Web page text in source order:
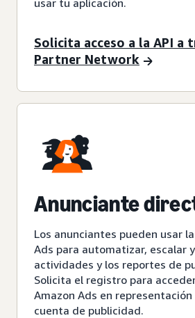
usar tu aplicación.
Solicita acceso a la API a
Partner Network
Anunciante
Los anunciantes pueden usar
Ads para automatizar, escalar
actividades y los reportes de
Solicita el registro para
Amazon Ads en
cuenta de publicidad.